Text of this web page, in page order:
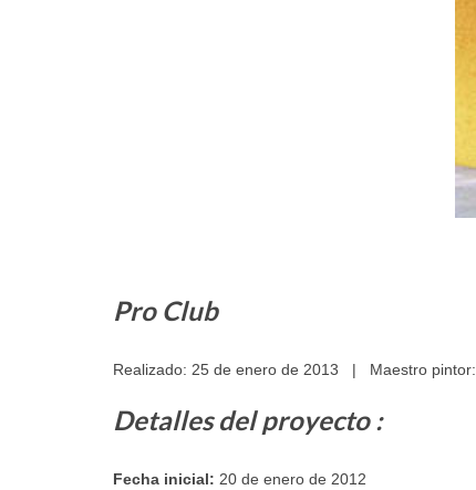
Pro Club
Realizado: 25 de enero de 2013 | Maestro pintor:
Detalles del proyecto :
Fecha inicial: 20 de enero de 2012